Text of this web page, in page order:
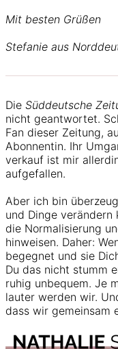
Mit besten Grüßen
Stefanie aus
Die Süddeutsche
nicht geantwortet.
Fan dieser Zeitung,
Abonnentin. Ihr
verkauf ist mir
aufgefallen.
Aber ich bin
und Dinge
die Normalisierung
hinweisen. Daher:
begegnet und sie
Du das nicht stumm
ruhig unbequem. Je
lauter werden wir.
dass wir gemeinsam